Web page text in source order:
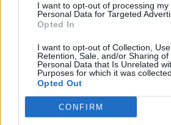
I want to opt-out of processing my
Personal Data for Targeted
Opted In
I want to opt-out of Collection, Use,
Retention, Sale, and/or Sharing of
Personal Data that Is Unrelated
Purposes for which it was collected.
Opted Out
CONFIRM
Zitat von Frau_Grün:
Hallo Brüllkäfer_I,
was funktioniert denn bei dir nicht? Wenn
#38 durchliest, ist dein Problem dabei?
du hier schreiben, was genau nicht geht,
kann.
Edit: Die Zuchttierbox II war in meiner
und erklärt.